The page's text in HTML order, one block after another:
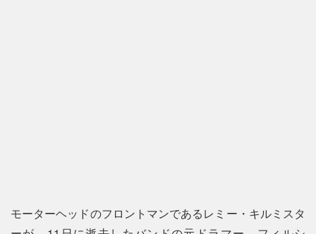
モーターヘッドのフロントマンであるレミー・キルミスタ